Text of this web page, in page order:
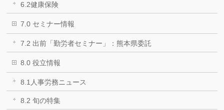
6.2健康保険
7.0 セミナー情報
7.2 出前「勤労者セミナー」：熊本県委託
8.0 役立情報
8.1人事労務ニュース
8.2 旬の特集